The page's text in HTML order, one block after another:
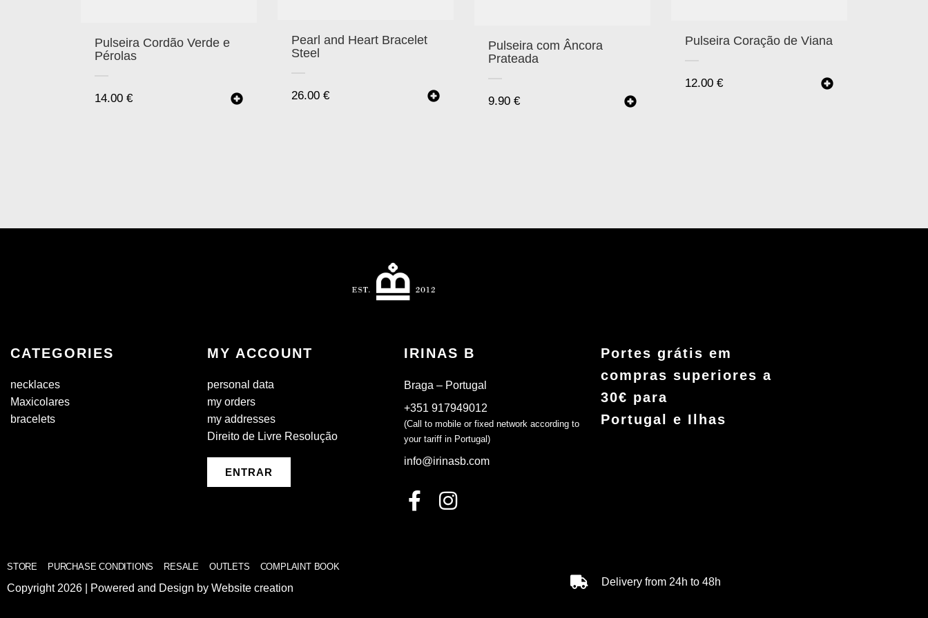
Pulseira Cordão Verde e
Pérolas
14.00 €
Pearl and Heart Bracelet
Steel
26.00 €
Pulseira com Âncora
Prateada
9.90 €
Pulseira Coração de Viana
12.00 €
CATEGORIES
necklaces
Maxicolares
bracelets
MY ACCOUNT
personal data
my orders
my addresses
Direito de Livre Resolução
ENTRAR
IRINAS B
Braga – Portugal
+351 917949012
(Call to mobile or fixed network according to
your tariff in Portugal)
info@irinasb.com
Portes grátis em
compras superiores a
30€ para
Portugal e Ilhas
STORE PURCHASE CONDITIONS RESALE OUTLETS COMPLAINT BOOK
Copyright 2026 | Powered and Design by Website creation
Delivery from 24h to 48h